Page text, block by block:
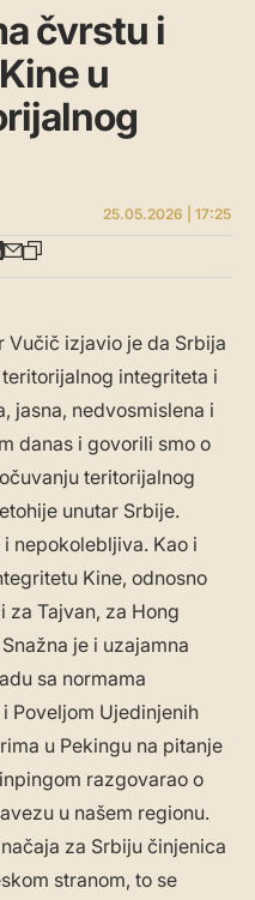
čvrstu i
u
25.05.2026 | 17:25
Vučič izjavio je da Srbija
integriteta i
jasna, nedvosmislena i
danas i govorili smo o
teritorijalnog
unutar Srbije.
nepokolebljiva. Kao i
Kine, odnosno
za Tajvan, za Hong
je i uzajamna
sa normama
Poveljom Ujedinjenih
u Pekingu na pitanje
razgovarao o
u našem regionu.
za Srbiju činjenica
stranom, to se